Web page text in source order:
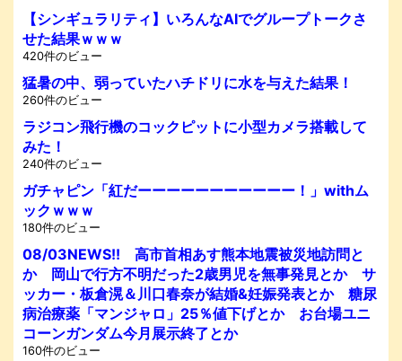
【シンギュラリティ】いろんなAIでグループトークさ
せた結果ｗｗｗ
420件のビュー
猛暑の中、弱っていたハチドリに水を与えた結果！
260件のビュー
ラジコン飛行機のコックピットに小型カメラ搭載して
みた！
240件のビュー
ガチャピン「紅だーーーーーーーーーーー！」withム
ックｗｗｗ
180件のビュー
08/03NEWS!! 高市首相あす熊本地震被災地訪問と
か 岡山で行方不明だった2歳男児を無事発見とか サ
ッカー・板倉滉＆川口春奈が結婚&妊娠発表とか 糖尿
病治療薬「マンジャロ」25％値下げとか お台場ユニ
コーンガンダム今月展示終了とか
160件のビュー